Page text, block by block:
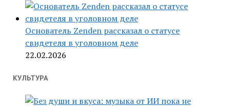
Основатель Zenden рассказал о статусе
свидетеля в уголовном деле
22.02.2026
КУЛЬТУРА